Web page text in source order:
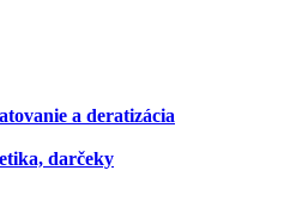
a deratizácia
darčeky